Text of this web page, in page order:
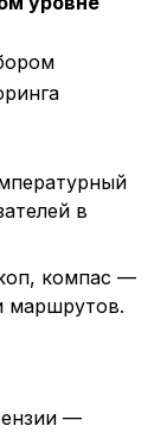
в
компас —
маршрутов.
—